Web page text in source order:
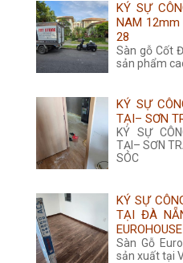
KÝ SỰ
NAM 12mm
28
Sàn gỗ Cốt
sản phẩm
KÝ SỰ
TẠI– SƠN
KÝ SỰ
TẠI– SƠN
SÓC
KÝ SỰ
TẠI ĐÀ
Sàn Gỗ
sản xuất tại